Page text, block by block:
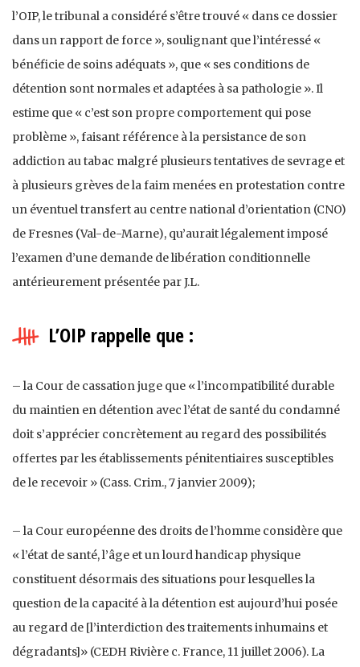
l’OIP, le tribunal a considéré s’être trouvé « dans ce dossier
dans un rapport de force », soulignant que l’intéressé «
bénéficie de soins adéquats », que « ses conditions de
détention sont normales et adaptées à sa pathologie ». Il
estime que « c’est son propre comportement qui pose
problème », faisant référence à la persistance de son
addiction au tabac malgré plusieurs tentatives de sevrage et
à plusieurs grèves de la faim menées en protestation contre
un éventuel transfert au centre national d’orientation (CNO)
de Fresnes (Val-de-Marne), qu’aurait légalement imposé
l’examen d’une demande de libération conditionnelle
antérieurement présentée par J.L.
L’OIP rappelle que :
– la Cour de cassation juge que « l’incompatibilité durable
du maintien en détention avec l’état de santé du condamné
doit s’apprécier concrètement au regard des possibilités
offertes par les établissements pénitentiaires susceptibles
de le recevoir » (Cass. Crim., 7 janvier 2009);
– la Cour européenne des droits de l’homme considère que
« l’état de santé, l’âge et un lourd handicap physique
constituent désormais des situations pour lesquelles la
question de la capacité à la détention est aujourd’hui posée
au regard de [l’interdiction des traitements inhumains et
dégradants]» (CEDH Rivière c. France, 11 juillet 2006). La